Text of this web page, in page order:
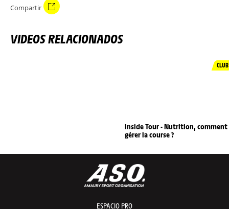
Compartir
VIDEOS RELACIONADOS
CLUB
Inside Tour - Nutrition, comment
gérer la course ?
ESPACIO PRO